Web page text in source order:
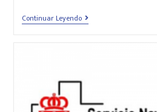
Continuar Leyendo